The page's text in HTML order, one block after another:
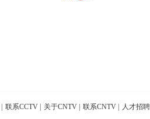
| 联系CCTV | 关于CNTV | 联系CNTV | 人才招聘